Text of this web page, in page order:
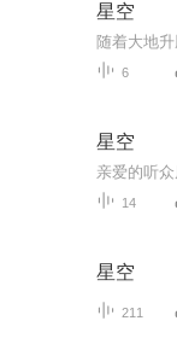
星空
随着大地
6
星空
14
星空
211